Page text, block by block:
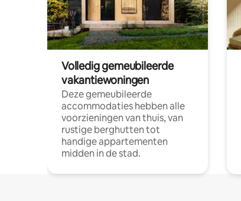
Volledig gemeubileerde
vakantiewoningen
Deze gemeubileerde
accommodaties hebben alle
voorzieningen van thuis, van
rustige berghutten tot
handige appartementen
midden in de stad.